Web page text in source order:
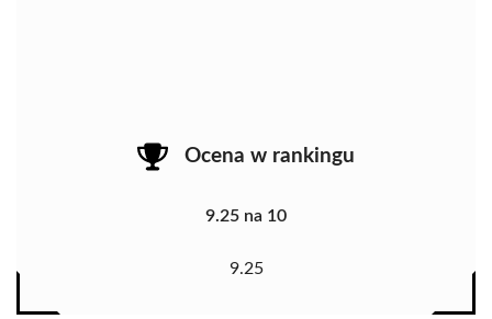
Ocena w rankingu
9.25 na 10
9.25